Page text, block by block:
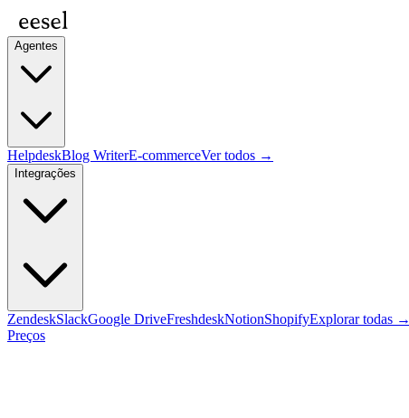
Agentes
HelpdeskBlog WriterE-commerceVer todos →
Integrações
ZendeskSlackGoogle DriveFreshdeskNotionShopifyExplorar todas →
Preços